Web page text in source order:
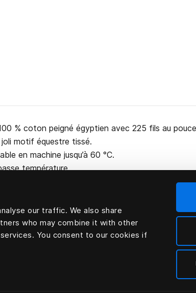
our traffic. We also share
who may combine it with other
You consent to our cookies if
% coton peigné égyptien avec 225 fils au
motif équestre tissé.
en machine jusqu’à 60 °C.
température.